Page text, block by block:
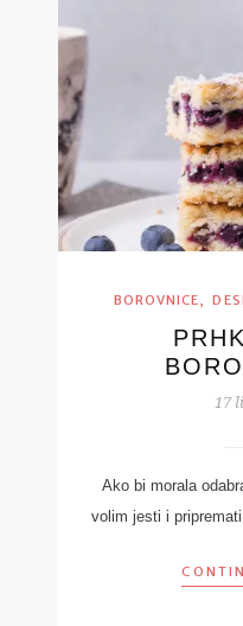
BOROVNICE,
17
Ako bi morala
volim jesti i